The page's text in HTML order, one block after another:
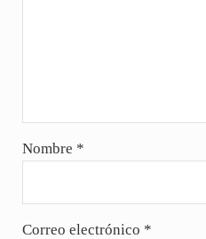
Nombre *
Correo electrónico *